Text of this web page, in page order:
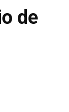
de